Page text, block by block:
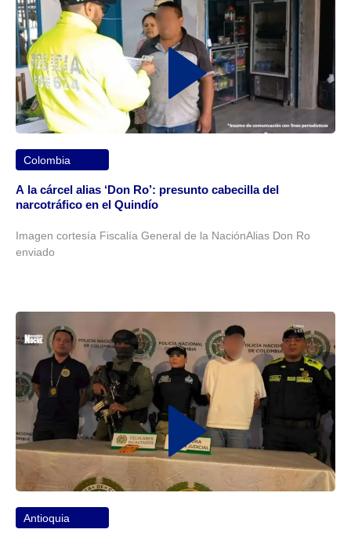
Colombia
A la cárcel alias ‘Don Ro’: presunto cabecilla del
narcotráfico en el Quindío
Imagen cortesía Fiscalía General de la NaciónAlias Don Ro
enviado
Antioquia